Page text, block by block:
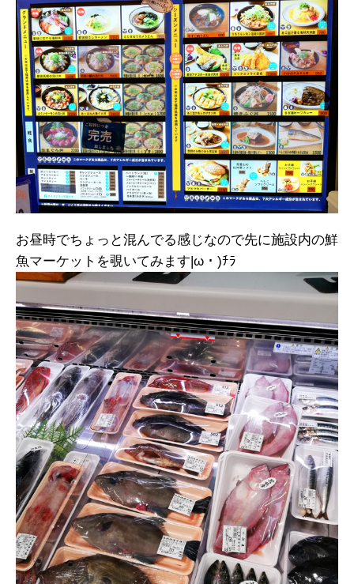
お昼時でちょっと混んでる感じなので先に施設内の鮮
魚マーケットを覗いてみます|ω・)ﾁﾗ